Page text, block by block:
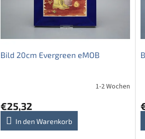
Bild 20cm Evergreen eMOB
1-2 Wochen
€25,32
In den Warenkorb